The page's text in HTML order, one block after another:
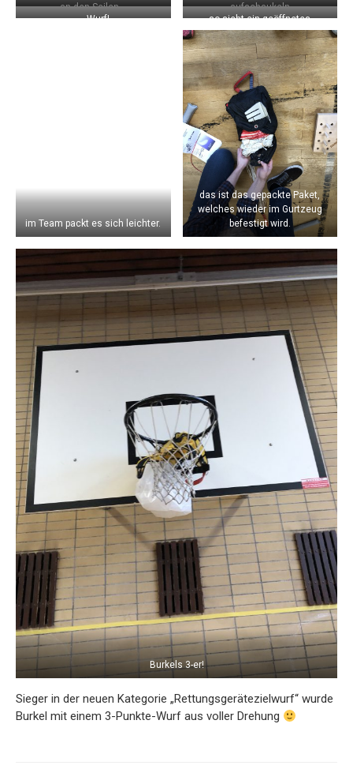
an den Seilen…
… aufschaukeln …
… Wurf!
so sieht ein geöffnetes
Rettungsgerät aus.
im Team packt es sich leichter.
das ist das gepackte Paket,
welches wieder im Gurtzeug
befestigt wird.
Burkels 3-er!
Sieger in der neuen Kategorie „Rettungsgerätezielwurf“ wurde
Burkel mit einem 3-Punkte-Wurf aus voller Drehung